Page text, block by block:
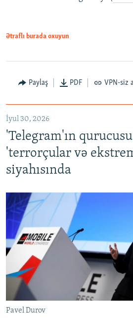
Ətraflı burada oxuyun
Paylaş PDF VPN-siz
İyul 30, 2026
'Telegram'ın qurucusu
'terrorçular və
siyahısında
Pavel Durov